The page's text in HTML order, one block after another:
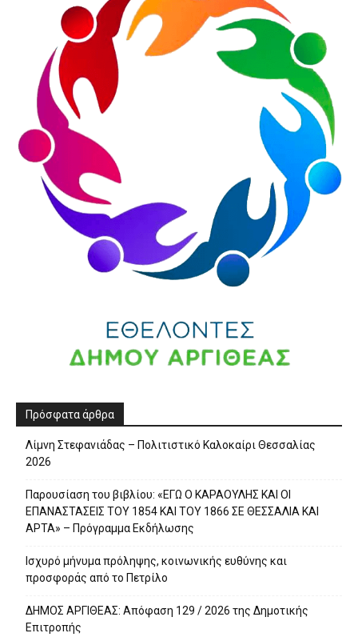
Πρόσφατα άρθρα
Λίμνη Στεφανιάδας – Πολιτιστικό Καλοκαίρι Θεσσαλίας
2026
Παρουσίαση του βιβλίου: «ΕΓΩ Ο ΚΑΡΑΟΥΛΗΣ ΚΑΙ ΟΙ
ΕΠΑΝΑΣΤΑΣΕΙΣ ΤΟΥ 1854 ΚΑΙ ΤΟΥ 1866 ΣΕ ΘΕΣΣΑΛΙΑ ΚΑΙ
ΑΡΤΑ» – Πρόγραμμα Εκδήλωσης
Ισχυρό μήνυμα πρόληψης, κοινωνικής ευθύνης και
προσφοράς από το Πετρίλο
ΔΗΜΟΣ ΑΡΓΙΘΕΑΣ: Απόφαση 129 / 2026 της Δημοτικής
Επιτροπής